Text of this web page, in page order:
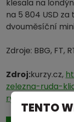
klesala na
na 5 804 USD
dvouměsíční
Zdroje: BBG, FT,
Zdroj:kurzy.cz,
zelezna-ruda-
rychle-klesa/
TENTO